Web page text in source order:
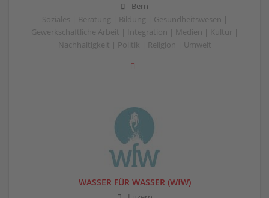
Bern
Soziales | Beratung | Bildung | Gesundheitswesen |
Gewerkschaftliche Arbeit | Integration | Medien | Kultur |
Nachhaltigkeit | Politik | Religion | Umwelt
WASSER FÜR WASSER (WfW)